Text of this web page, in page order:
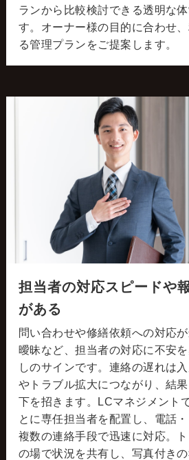
ランから比較検討できる透明な
す。オーナー様の目的に合わせ
る管理プランをご提案します。
担当者の対応スピードや
がある
問い合わせや修繕依頼への対応
曖昧など、担当者の対応に不安
しのサインです。連絡の遅れは
やトラブル拡大につながり、結
下を招きます。LCマネジメント
とに専任担当者を配置し、電話
複数の連絡手段で迅速に対応。
の場で状況を共有し、写真付き